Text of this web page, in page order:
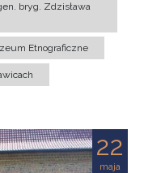
bryg. Zdzisława
Etnograficzne
22
maja